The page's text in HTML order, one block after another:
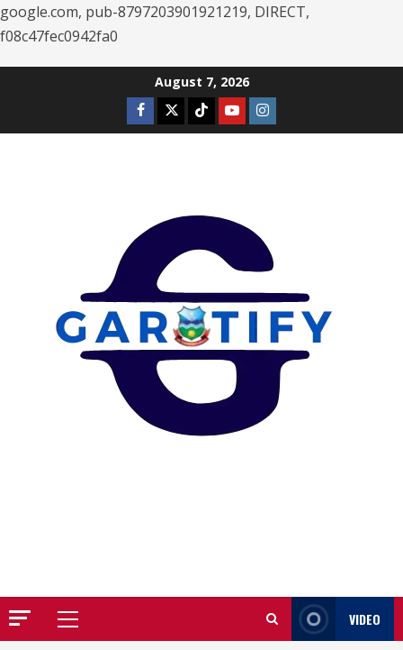
google.com, pub-8797203901921219, DIRECT,
f08c47fec0942fa0
August 7, 2026
Facebook
TwitterTiktokYoutubeInstagram
Primary
VIDEO